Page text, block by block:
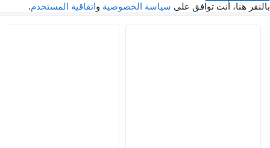
بالنقر هنا، أنت توافق على سياسة الخصوصية واتفاقية المستخدم.